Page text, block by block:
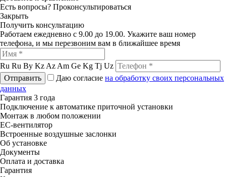
Есть вопросы? Проконсультироваться
Закрыть
Получить консультацию
Работаем ежедневно с 9.00 до 19.00. Укажите ваш номер
телефона, и мы перезвоним вам в ближайшее время
Ru Ru By Kz Az Am Ge Kg Tj Uz
Отправить
Даю согласие на обработку своих персональных
данных
Гарантия 3 года
Подключение к автоматике приточной установки
Монтаж в любом положении
ЕС-вентилятор
Встроенные воздушные заслонки
Об установке
Документы
Оплата и доставка
Гарантия